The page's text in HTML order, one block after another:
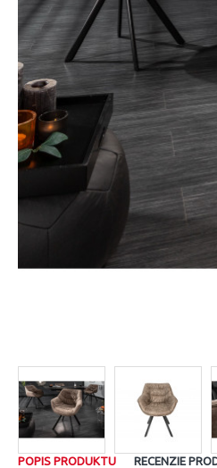
POPIS PRODUKTU RECENZIE